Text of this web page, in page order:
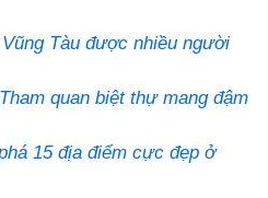
Tàu được nhiều người
quan biệt thự mang đậm
15 địa điểm cực đẹp ở